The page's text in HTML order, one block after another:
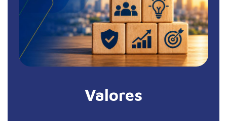
Valores